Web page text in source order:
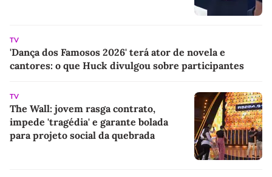
TV
'Dança dos Famosos 2026' terá ator de novela e
cantores: o que Huck divulgou sobre participantes
TV
The Wall: jovem rasga contrato,
impede 'tragédia' e garante bolada
para projeto social da quebrada